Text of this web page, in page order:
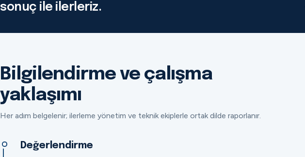
sonuç ile ilerleriz.
Bilgilendirme ve çalışma
yaklaşımı
Her adım belgelenir; ilerleme yönetim ve teknik ekiplerle ortak dilde raporlanır.
Değerlendirme